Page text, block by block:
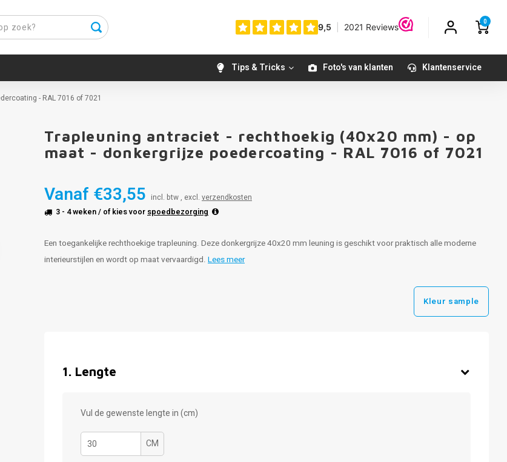
0
Tips & Tricks Foto's van klanten Klantenservice
- RAL 7016 of 7021
Trapleuning antraciet - rechthoekig (40x20 mm) - op
maat - donkergrijze poedercoating - RAL 7016 of 7021
Vanaf €33,55 incl. btw , excl. verzendkosten
3 - 4 weken/ of kies voor spoedbezorging
Een toegankelijke rechthoekige trapleuning. Deze donkergrijze 40x20 mm leuning is geschikt voor praktisch alle moderne
interieurstijlen en wordt op maat vervaardigd. Lees meer
Kleur sample
1. Lengte
Vul de gewenste lengte in (cm)
CM